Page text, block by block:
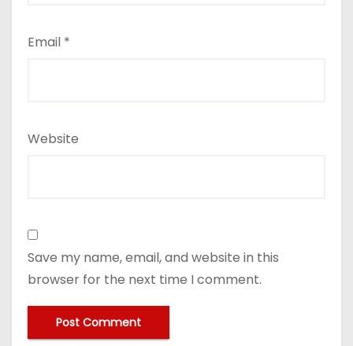
Email *
Website
Save my name, email, and website in this
browser for the next time I comment.